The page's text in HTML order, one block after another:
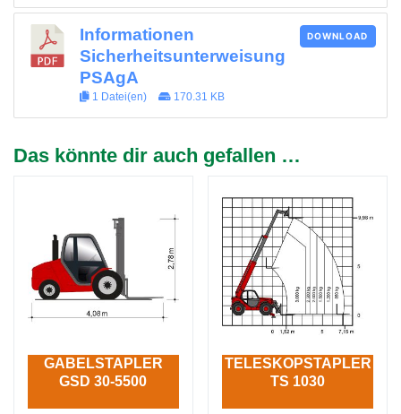
Informationen
Sicherheitsunterweisung
PSAgA
1 Datei(en) 170.31 KB
DOWNLOAD
Das könnte dir auch gefallen …
GABELSTAPLER
GSD 30-5500
TELESKOPSTAPLER
TS 1030